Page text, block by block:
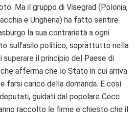
Ma il gruppo di Visegrad (Polonia,
e Ungheria) ha fatto sentire
la sua contrarietà a ogni
sull’asilo politico, soprattutto nella
superare il principio del Paese di
afferma che lo Stato in cui arriva
farsi carico della domanda. E così
guidati dal popolare Ceco
raccolto le firme e chiesto che il